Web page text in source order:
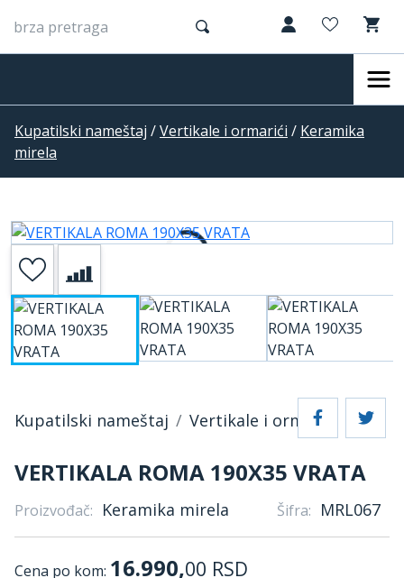
Kupatilski nameštaj /Vertikale i ormarići / Keramika
mirela
Kupatilski nameštaj Vertikale i ormarići
VERTIKALA ROMA 190X35 VRATA
Proizvođač: Keramika mirela Šifra: MRL067
Cena po kom: 16.990,00 RSD